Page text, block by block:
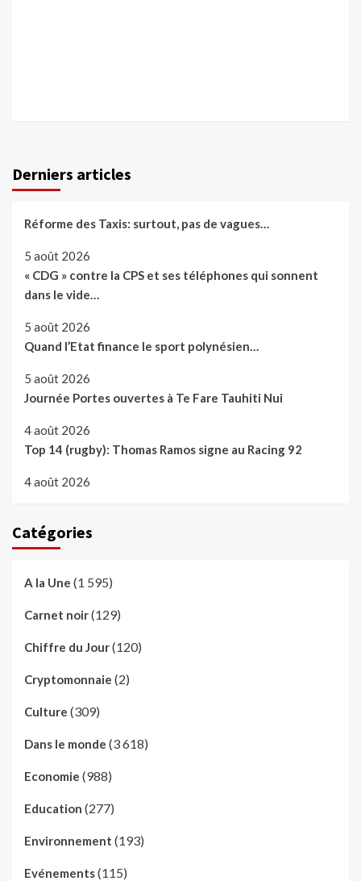
Derniers articles
Réforme des Taxis: surtout, pas de vagues…
5 août 2026
« CDG » contre la CPS et ses téléphones qui sonnent
dans le vide…
5 août 2026
Quand l’Etat finance le sport polynésien…
5 août 2026
Journée Portes ouvertes à Te Fare Tauhiti Nui
4 août 2026
Top 14 (rugby): Thomas Ramos signe au Racing 92
4 août 2026
Catégories
A la Une (1 595)
Carnet noir(129)
Chiffre du Jour(120)
Cryptomonnaie (2)
Culture (309)
Dans le monde (3 618)
Economie (988)
Education (277)
Environnement (193)
Evénements(115)